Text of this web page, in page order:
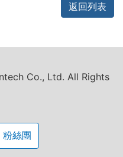
返回列表
Co., Ltd. All Rights
絲團